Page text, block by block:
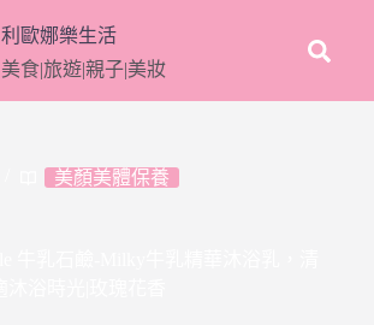
利歐娜樂生活
美食|旅遊|親子|美妝
美顏美體保養